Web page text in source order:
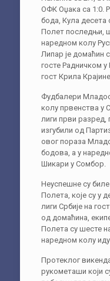
ОФК Оџака са 1:0.
бода, Кула десета
Полет последњи,
наредном колу
Липар је домаћин
госте Радничком
гост Крила
Фудбалери
колу првенства у
лиги први разред,
изгубили од
овог пораза
бодова, а у
Шикари у Сомбор.
Неуспешне су
Полета, које су у
лиги Србије на
од домаћина,
Полета су шесте
наредном колу
Протеклог
рукометаши који